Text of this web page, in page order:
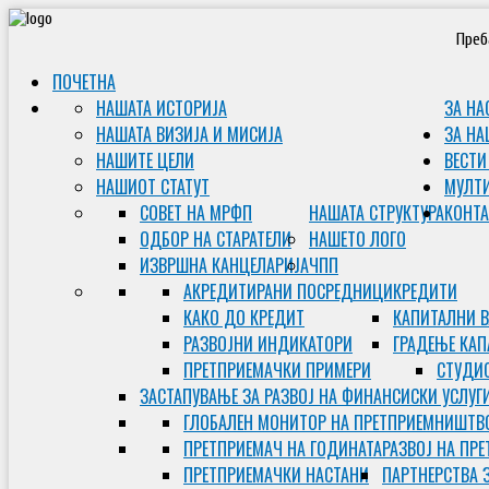
ПОЧЕТНА
ЗА
НАШАТА ИСТОРИЈА
НАШАТА ВИЗИЈА И МИСИЈА
НАШИТЕ ЦЕЛИ
НАШИОТ СТАТУТ
НАШАТА СТРУКТУРА
СОВЕТ НА МРФП
ОДБОР НА СТАРАТЕЛИ
ИЗВРШНА КАНЦЕЛАРИЈА
НАШЕТО ЛОГО
ЧПП
ЗА
КРЕДИТИ
АКРЕДИТИРАНИ ПОСРЕДНИЦИ
КАКО ДО КРЕДИТ
РАЗВОЈНИ ИНДИКАТОРИ
ПРЕТПРИЕМАЧКИ ПРИМЕРИ
КАПИТАЛНИ
ГРАДЕЊЕ
ЗАСТАПУВАЊЕ ЗА РАЗВОЈ НА ФИНАНСИСКИ
ГЛОБАЛЕН МОНИТОР НА
РАЗВОЈ НА
ПРЕТПРИЕМАЧ НА ГОДИНАТА
ПРЕТПРИЕМАЧКИ НАСТАНИ ПАРТНЕРСТВА